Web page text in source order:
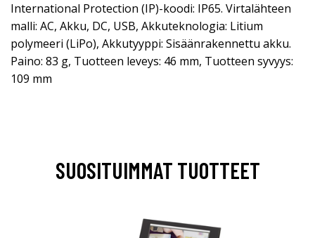
International Protection (IP)-koodi: IP65. Virtalähteen
malli: AC, Akku, DC, USB, Akkuteknologia: Litium
polymeeri (LiPo), Akkutyyppi: Sisäänrakennettu akku.
Paino: 83 g, Tuotteen leveys: 46 mm, Tuotteen syvyys:
109 mm
SUOSITUIMMAT TUOTTEET